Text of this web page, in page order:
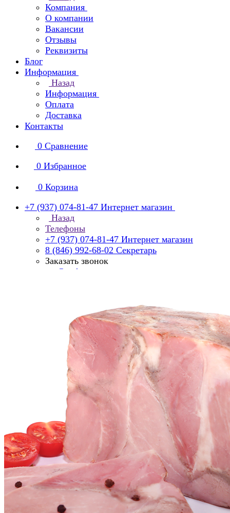
Компания
О компании
Вакансии
Отзывы
Реквизиты
Блог
Информация
Назад
Информация
Оплата
Доставка
Контакты
0 Сравнение
0 Избранное
0 Корзина
+7 (937) 074-81-47 Интернет магазин
Назад
Телефоны
+7 (937) 074-81-47 Интернет магазин
8 (846) 992-68-02 Секретарь
Заказать звонок
manager@smko.ru
Суббота, воскресенье - выходной
Фермерский продукт
Ветчина Прага цельномышечная
Хит